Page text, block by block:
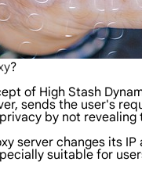
?
of High Stash
sends the user's
by not
server changes its
suitable for